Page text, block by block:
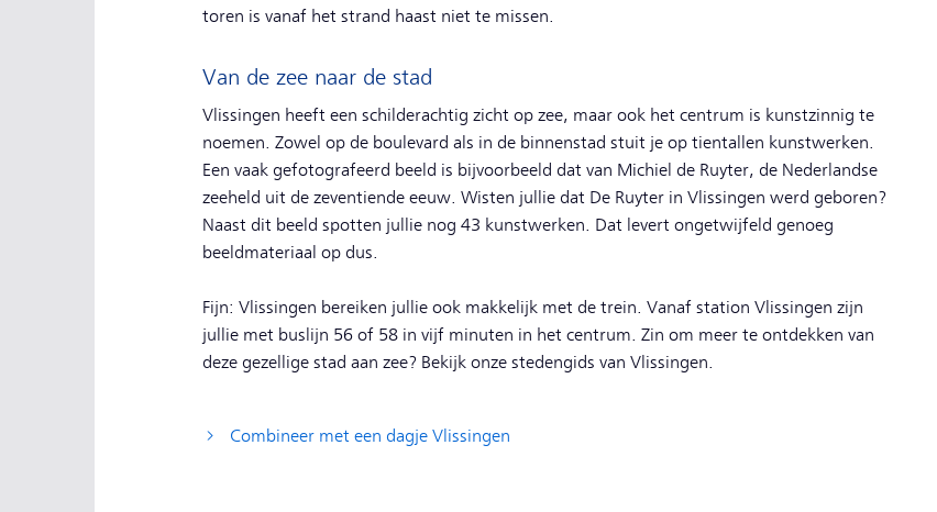
toren is vanaf het strand haast niet te missen.
Van de zee naar de stad
Vlissingen heeft een schilderachtig zicht op zee, maar ook het centrum is kunstzinnig te
noemen. Zowel op de boulevard als in de binnenstad stuit je op tientallen kunstwerken.
Een vaak gefotografeerd beeld is bijvoorbeeld dat van Michiel de Ruyter, de Nederlandse
zeeheld uit de zeventiende eeuw. Wisten jullie dat De Ruyter in Vlissingen werd geboren?
Naast dit beeld spotten jullie nog 43 kunstwerken. Dat levert ongetwijfeld genoeg
beeldmateriaal op dus.
Fijn: Vlissingen bereiken jullie ook makkelijk met de trein. Vanaf station Vlissingen zijn
jullie met buslijn 56 of 58 in vijf minuten in het centrum. Zin om meer te ontdekken van
deze gezellige stad aan zee? Bekijk onze stedengids van Vlissingen.
Combineer met een dagje Vlissingen